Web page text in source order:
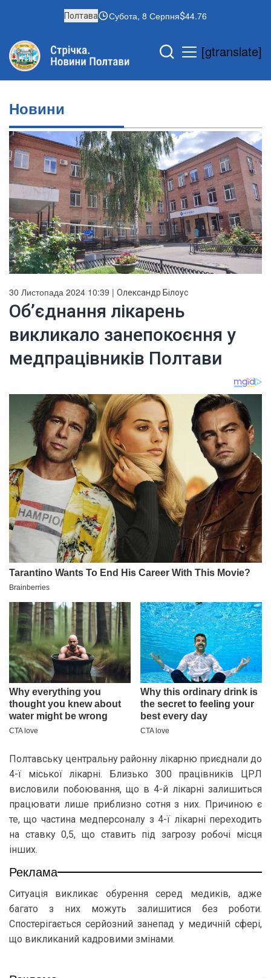
Полтава Субота, 8 Серпня 44.76
[gtranslate]
Новини
30 Листопада 2024 10:39 | Олександр Білоус
Об’єднання лікарень
викликало занепокоєння у
медпрацівників Полтави
Полтавську центральну районну лікарню приєднали до
4-ї міської лікарні. Близько 300 працівників ЦРЛ
висловили побоювання, що в 4-й лікарні залишиться
працювати лише приблизно сотня з них. Причиною є
те, що частина медперсоналу з 4-ї лікарні переходить
на ставку 0,5, що ставить під загрозу робочі місця
інших.
Реклама
Ситуація викликає обурення серед медиків, адже
багато з них можуть залишитися без роботи.
Спостерігається серйозний занепад у медичній сфері,
що викликаний кадровими змінами.